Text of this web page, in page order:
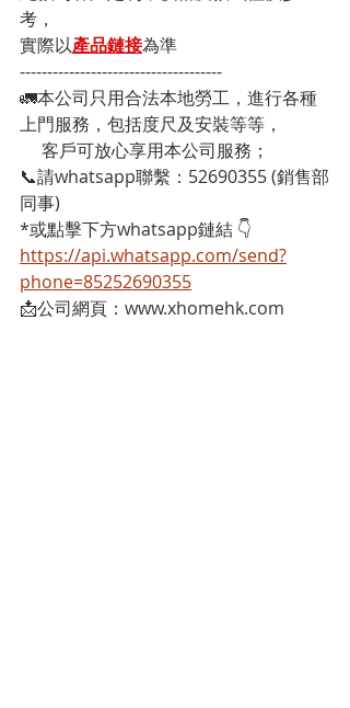
考，
實際以產品鏈接為準
-------------------------------------
🚛本公司只用合法本地勞工，進行各種
上門服務，包括度尺及安裝等等，
     客戶可放心享用本公司服務；
📞請whatsapp聯繫：52690355 (銷售部
同事)
*或點擊下方whatsapp鏈結 👇
https://api.whatsapp.com/send?
phone=85252690355
📩公司網頁：www.xhomehk.com